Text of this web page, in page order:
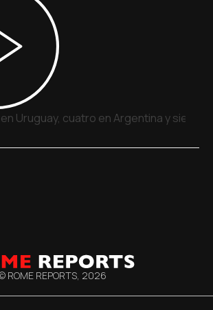
Uruguay, cuatro en Argentina y siete
ROME REPORTS, 2026